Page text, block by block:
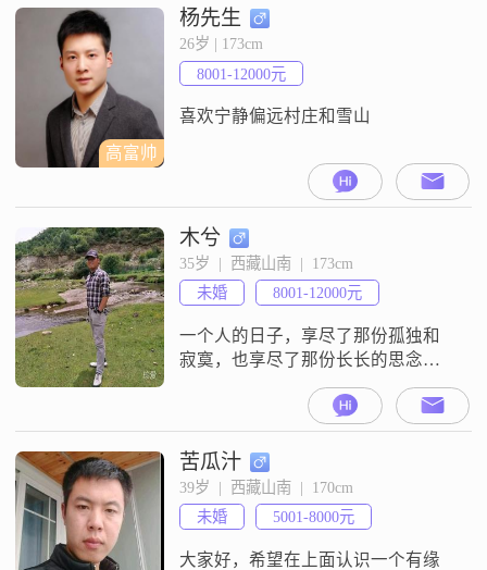
高富帅
杨先生
26岁 | 173cm
8001-12000元
喜欢宁静偏远村庄和雪山
木兮
35岁  |  西藏山南  |  173cm
未婚
8001-12000元
一个人的日子，享尽了那份孤独和
寂寞，也享尽了那份长长的思念，
亲人的温暖，朋友的温暖，还是期
待你的手心，有了你，我才能安心
幸福地一路走下去。
苦瓜汁
39岁  |  西藏山南  |  170cm
未婚
5001-8000元
大家好，希望在上面认识一个有缘